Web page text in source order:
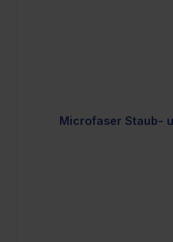
Microfaser Staub-